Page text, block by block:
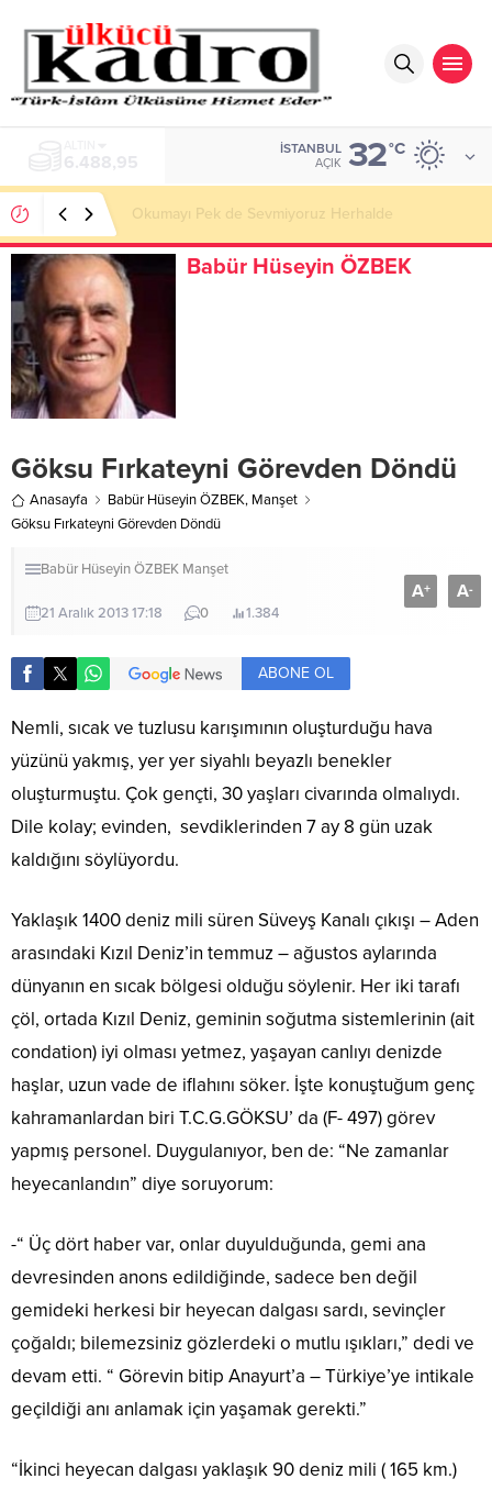
6.488,95
İSTANBUL
AÇIK 32°C
Okumayı Pek de Sevmiyoruz Herhalde
Babür Hüseyin ÖZBEK
Göksu Fırkateyni Görevden Döndü
Anasayfa Babür Hüseyin ÖZBEK, Manşet
Göksu Fırkateyni Görevden Döndü
Babür Hüseyin ÖZBEK Manşet
21 Aralık 2013 17:18 0 1.384
A+ A-
ABONE OL
Nemli, sıcak ve tuzlusu karışımının oluşturduğu hava
yüzünü yakmış, yer yer siyahlı beyazlı benekler
oluşturmuştu. Çok gençti, 30 yaşları civarında olmalıydı.
Dile kolay; evinden, sevdiklerinden 7 ay 8 gün uzak
kaldığını söylüyordu.
Yaklaşık 1400 deniz mili süren Süveyş Kanalı çıkışı – Aden
arasındaki Kızıl Deniz’in temmuz – ağustos aylarında
dünyanın en sıcak bölgesi olduğu söylenir. Her iki tarafı
çöl, ortada Kızıl Deniz, geminin soğutma sistemlerinin (ait
condation) iyi olması yetmez, yaşayan canlıyı denizde
haşlar, uzun vade de iflahını söker. İşte konuştuğum genç
kahramanlardan biri T.C.G.GÖKSU’ da (F- 497) görev
yapmış personel. Duygulanıyor, ben de: “Ne zamanlar
heyecanlandın” diye soruyorum:
-“ Üç dört haber var, onlar duyulduğunda, gemi ana
devresinden anons edildiğinde, sadece ben değil
gemideki herkesi bir heyecan dalgası sardı, sevinçler
çoğaldı; bilemezsiniz gözlerdeki o mutlu ışıkları,” dedi ve
devam etti. “ Görevin bitip Anayurt’a – Türkiye’ye intikale
geçildiği anı anlamak için yaşamak gerekti.”
“İkinci heyecan dalgası yaklaşık 90 deniz mili ( 165 km.)